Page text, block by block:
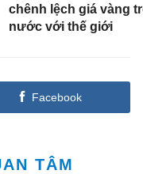
chênh lệch giá vàng
nước với thế giới
Facebook
TÂM